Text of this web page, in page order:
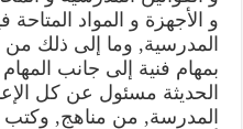
و الأجهزة و المواد
المدرسية, وما إلى ذلك
بمهام فنية إلى جانب المهام
الحديثة مسئول عن كل
المدرسة, من مناهج,